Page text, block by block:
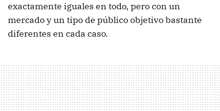
exactamente iguales en todo, pero con un
mercado y un tipo de público objetivo bastante
diferentes en cada caso.